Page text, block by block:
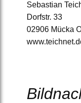
Sebastian
Dorfstr. 33
02906 Mücka